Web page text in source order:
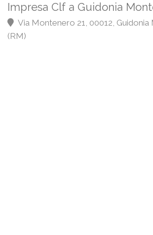
Impresa Clf a Guidonia
Via Montenero 21, 00012,
(RM)